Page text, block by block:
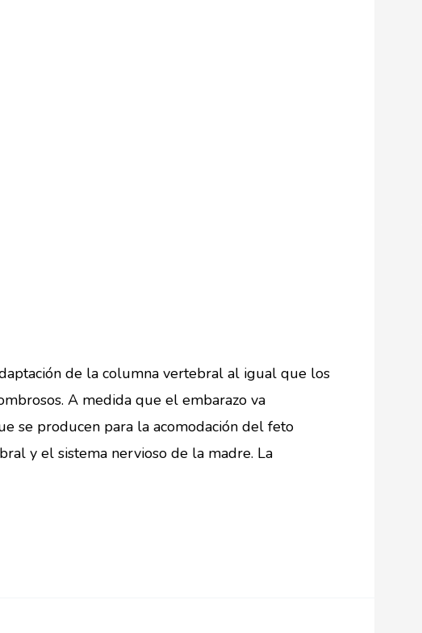
de la columna vertebral al igual que los
A medida que el embarazo va
se producen para la acomodación del feto
y el sistema nervioso de la madre. La